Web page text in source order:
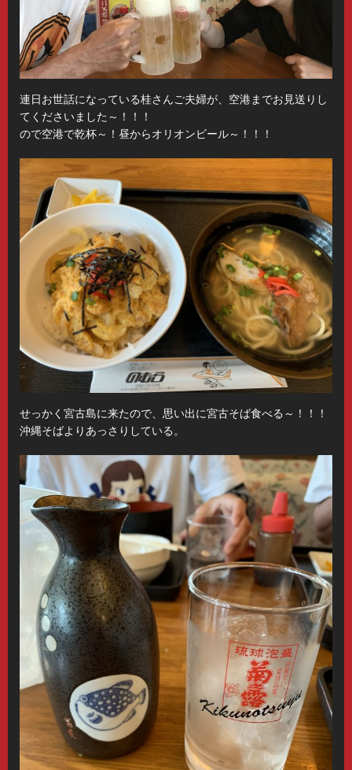
連日お世話になっている桂さんご夫婦が、空港までお見送りし
てくださいました～！！！
ので空港で乾杯～！昼からオリオンビール～！！！
せっかく宮古島に来たので、思い出に宮古そば食べる～！！！
沖縄そばよりあっさりしている。